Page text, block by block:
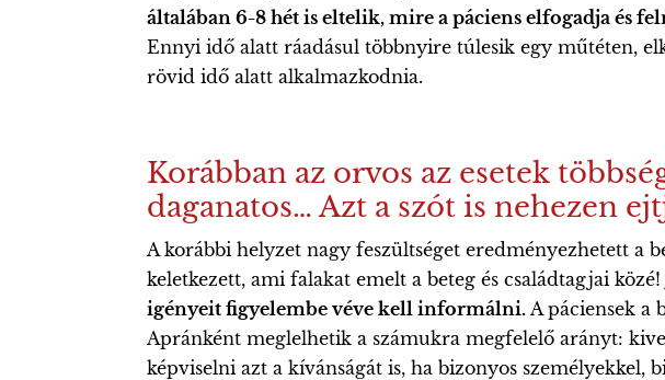
általában 6-8 hét is eltelik, mire a páciens elfogadja és
Ennyi idő alatt ráadásul többnyire túlesik egy műtéten,
rövid idő alatt alkalmazkodnia.
Korábban az orvos az esetek
daganatos… Azt a szót is nehezen
A korábbi helyzet nagy feszültséget eredményezhetett a
keletkezett, ami falakat emelt a beteg és családtagjai
igényeit figyelembe véve kell informálni. A páciensek a
Apránként meglelhetik a számukra megfelelő arányt:
képviselni azt a kívánságát is, ha bizonyos személyekkel,